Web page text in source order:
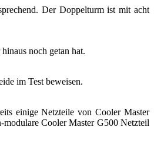
Der Doppelturm ist mit acht
noch getan hat.
im Test beweisen.
einige Netzteile von Cooler Master
Cooler Master G500 Netzteil